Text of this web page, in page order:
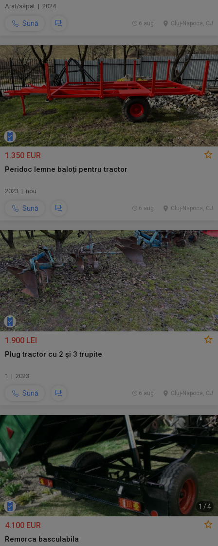
Arat/săpat | 2024
Sună Cluj-Napoca, CJ
6 aug.
1.350 EUR
Peridoc lemne baloți pentru tractor
2023 | nou
Sună Cluj-Napoca, CJ
6 aug.
1.900 LEI
Plug tractor cu 2 și 3 trupite
1 | 2023
Sună Cluj-Napoca, CJ
6 aug.
1 /4
4.100 EUR
Remorca basculabila